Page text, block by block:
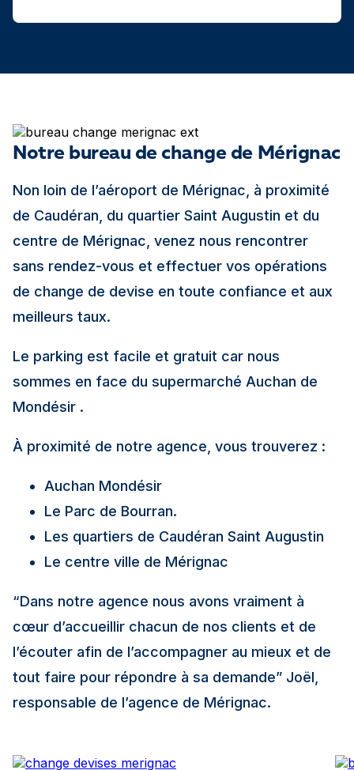
Notre bureau de change de Mérignac
Non loin de l’aéroport de Mérignac, à proximité
de Caudéran, du quartier Saint Augustin et du
centre de Mérignac, venez nous rencontrer
sans rendez-vous et effectuer vos opérations
de change de devise en toute confiance et aux
meilleurs taux.
Le parking est facile et gratuit car nous
sommes en face du supermarché Auchan de
Mondésir .
À proximité de notre agence, vous trouverez :
Auchan Mondésir
Le Parc de Bourran.
Les quartiers de Caudéran Saint Augustin
Le centre ville de Mérignac
“Dans notre agence nous avons vraiment à
cœur d’accueillir chacun de nos clients et de
l’écouter afin de l’accompagner au mieux et de
tout faire pour répondre à sa demande” Joël,
responsable de l’agence de Mérignac.